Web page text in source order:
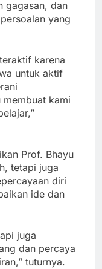
gagasan, dan
yang
karena
untuk aktif
kami
Prof. Bhayu
tetapi juga
diri
ide dan
juga
dan percaya
tuturnya.